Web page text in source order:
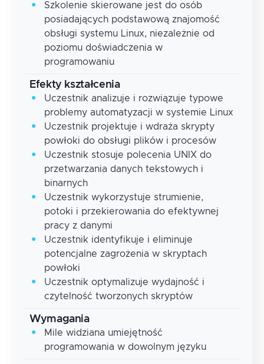
Szkolenie skierowane jest do osób
posiadających podstawową znajomość
obsługi systemu Linux, niezależnie od
poziomu doświadczenia w
programowaniu
Efekty kształcenia
Uczestnik analizuje i rozwiązuje typowe
problemy automatyzacji w systemie Linux
Uczestnik projektuje i wdraża skrypty
powłoki do obsługi plików i procesów
Uczestnik stosuje polecenia UNIX do
przetwarzania danych tekstowych i
binarnych
Uczestnik wykorzystuje strumienie,
potoki i przekierowania do efektywnej
pracy z danymi
Uczestnik identyfikuje i eliminuje
potencjalne zagrożenia w skryptach
powłoki
Uczestnik optymalizuje wydajność i
czytelność tworzonych skryptów
Wymagania
Mile widziana umiejętność
programowania w dowolnym języku